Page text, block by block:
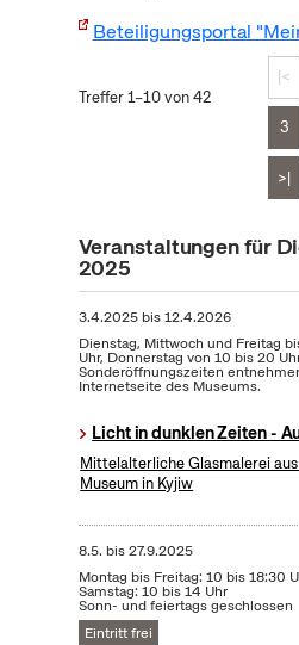
Beteiligungsportal
Treffer 1–10 von 42
|<
3
>|
Veranstaltungen für
2025
3.4.2025bis12.4.2026
Dienstag, Mittwoch und Freitag
Uhr, Donnerstag von 10 bis 20
Sonderöffnungszeiten
Internetseite des Museums.
Licht in dunklen Zeiten -
Mittelalterliche Glasmalerei
Museum in Kyjiw
8.5. bis27.9.2025
Montag bis Freitag: 10 bis 18:30
Samstag: 10 bis 14 Uhr
Sonn- und feiertags geschlossen
Eintritt frei